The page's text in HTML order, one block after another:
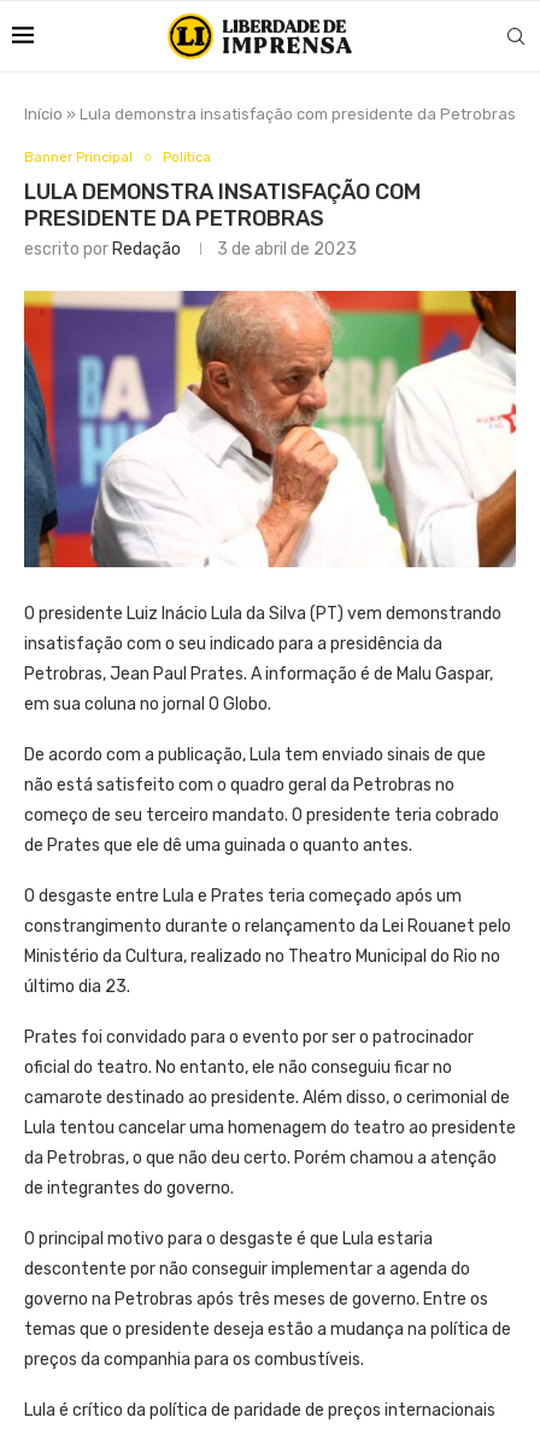
Início » Lula demonstra insatisfação com presidente da Petrobras
Banner Principal Política
LULA DEMONSTRA INSATISFAÇÃO COM
PRESIDENTE DA PETROBRAS
escrito por Redação 3 de abril de 2023
O presidente Luiz Inácio Lula da Silva (PT) vem demonstrando
insatisfação com o seu indicado para a presidência da
Petrobras, Jean Paul Prates. A informação é de Malu Gaspar,
em sua coluna no jornal O Globo.
De acordo com a publicação, Lula tem enviado sinais de que
não está satisfeito com o quadro geral da Petrobras no
começo de seu terceiro mandato. O presidente teria cobrado
de Prates que ele dê uma guinada o quanto antes.
O desgaste entre Lula e Prates teria começado após um
constrangimento durante o relançamento da Lei Rouanet pelo
Ministério da Cultura, realizado no Theatro Municipal do Rio no
último dia 23.
Prates foi convidado para o evento por ser o patrocinador
oficial do teatro. No entanto, ele não conseguiu ficar no
camarote destinado ao presidente. Além disso, o cerimonial de
Lula tentou cancelar uma homenagem do teatro ao presidente
da Petrobras, o que não deu certo. Porém chamou a atenção
de integrantes do governo.
O principal motivo para o desgaste é que Lula estaria
descontente por não conseguir implementar a agenda do
governo na Petrobras após três meses de governo. Entre os
temas que o presidente deseja estão a mudança na política de
preços da companhia para os combustíveis.
Lula é crítico da política de paridade de preços internacionais